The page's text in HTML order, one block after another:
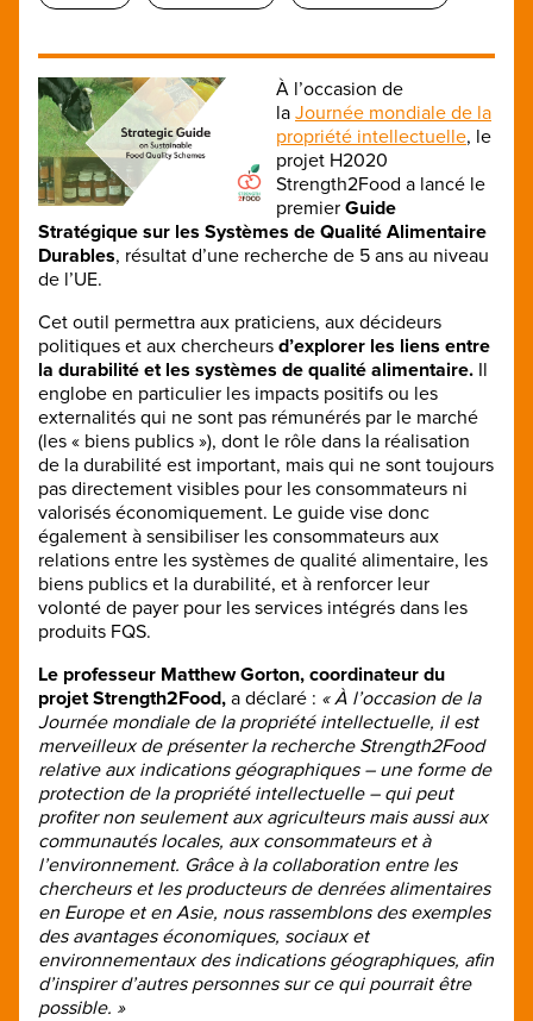
À l’occasion de
la Journée mondiale de la
propriété intellectuelle, le
projet H2020
Strength2Food a lancé le
premier Guide
Stratégique sur les Systèmes de Qualité Alimentaire
Durables, résultat d’une recherche de 5 ans au niveau
de l’UE.
Cet outil permettra aux praticiens, aux décideurs
politiques et aux chercheurs d’explorer les liens entre
la durabilité et les systèmes de qualité alimentaire. Il
englobe en particulier les impacts positifs ou les
externalités qui ne sont pas rémunérés par le marché
(les « biens publics »), dont le rôle dans la réalisation
de la durabilité est important, mais qui ne sont toujours
pas directement visibles pour les consommateurs ni
valorisés économiquement. Le guide vise donc
également à sensibiliser les consommateurs aux
relations entre les systèmes de qualité alimentaire, les
biens publics et la durabilité, et à renforcer leur
volonté de payer pour les services intégrés dans les
produits FQS.
Le professeur Matthew Gorton, coordinateur du
projet Strength2Food, a déclaré : « À l’occasion de la
Journée mondiale de la propriété intellectuelle, il est
merveilleux de présenter la recherche Strength2Food
relative aux indications géographiques – une forme de
protection de la propriété intellectuelle – qui peut
profiter non seulement aux agriculteurs mais aussi aux
communautés locales, aux consommateurs et à
l’environnement. Grâce à la collaboration entre les
chercheurs et les producteurs de denrées alimentaires
en Europe et en Asie, nous rassemblons des exemples
des avantages économiques, sociaux et
environnementaux des indications géographiques, afin
d’inspirer d’autres personnes sur ce qui pourrait être
possible. »